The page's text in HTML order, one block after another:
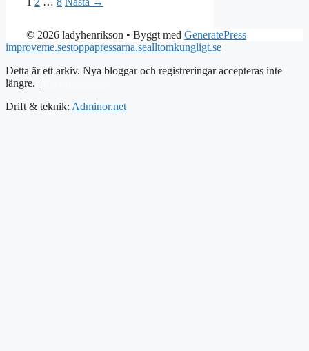
© 2026 ladyhenrikson • Byggt med GeneratePress
improveme.sestoppapressarna.sealltomkungligt.se
Detta är ett arkiv. Nya bloggar och registreringar accepteras inte
längre. |
Drift & teknik: Adminor.net